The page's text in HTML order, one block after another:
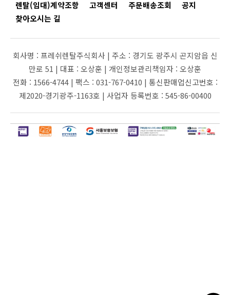
렌탈(임대)계약조항
고객센터 주문배송조회
공지
찾아오시는 길
회사명 : 프레쉬렌탈주식회사 | 주소 : 경기도 광주시 곤지암읍 신
만로 51 | 대표 : 오상훈 | 개인정보관리책임자 : 오상훈
전화 : 1566-4744 | 팩스 : 031-767-0410 | 통신판매업신고번호 :
제2020-경기광주-1163호 | 사업자 등록번호 : 545-86-00400